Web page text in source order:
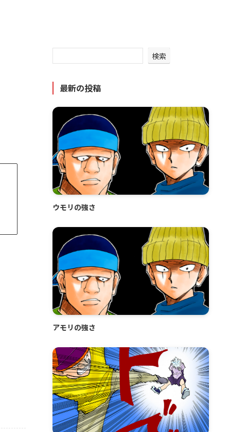
検索
最新の投稿
ウモリの強さ
アモリの強さ